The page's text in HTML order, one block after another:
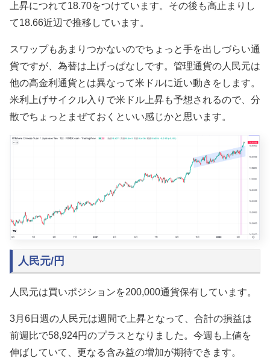
上昇につれて18.70をつけています。 その後 も高止まりし
て18.66近辺で推移しています。
スワップもあまりつかないのでちょっと手を出しづらい通
貨ですが、為替は上げっぱなしです。管理通貨の人民元は
他の高金利通貨とは異なって米ドルに近い動きをします。
米利上げサイクル入りで米ドル上昇も予想されるので、分
散でちょっとまぜておくといい感じかと思います。
人民元/円
人民元は買いポジションを200,000通貨保有しています。
3月6日週の人民元は週間で上昇となって、合計の損益は
前週比で58,924円のプラスとなりました。今週も上値を
伸ばしていて、更なる含み益の増加が期待できます。